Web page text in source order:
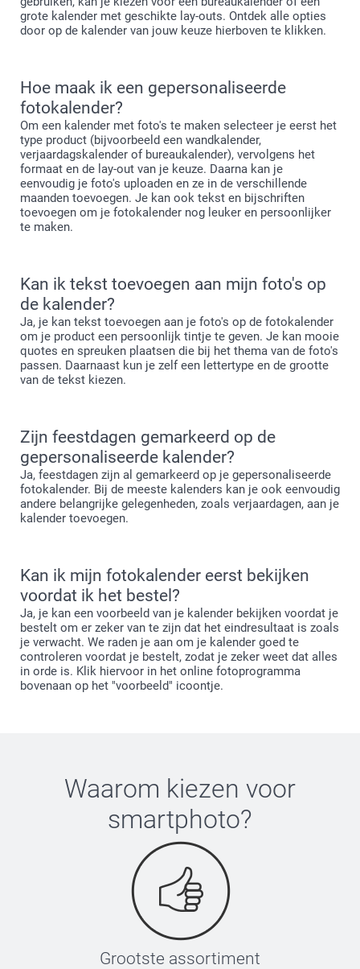
grote kalender met geschikte lay-outs. Ontdek alle opties
door op de kalender van jouw keuze hierboven te klikken.
Hoe maak ik een gepersonaliseerde
fotokalender?
Om een kalender met foto's te maken selecteer je eerst het
type product (bijvoorbeeld een wandkalender,
verjaardagskalender of bureaukalender), vervolgens het
formaat en de lay-out van je keuze. Daarna kan je
eenvoudig je foto's uploaden en ze in de verschillende
maanden toevoegen. Je kan ook tekst en bijschriften
toevoegen om je fotokalender nog leuker en persoonlijker
te maken.
Kan ik tekst toevoegen aan mijn foto's op
de kalender?
Ja, je kan tekst toevoegen aan je foto's op de fotokalender
om je product een persoonlijk tintje te geven. Je kan mooie
quotes en spreuken plaatsen die bij het thema van de foto's
passen. Daarnaast kun je zelf een lettertype en de grootte
van de tekst kiezen.
Zijn feestdagen gemarkeerd op de
gepersonaliseerde kalender?
Ja, feestdagen zijn al gemarkeerd op je gepersonaliseerde
fotokalender. Bij de meeste kalenders kan je ook eenvoudig
andere belangrijke gelegenheden, zoals verjaardagen, aan je
kalender toevoegen.
Kan ik mijn fotokalender eerst bekijken
voordat ik het bestel?
Ja, je kan een voorbeeld van je kalender bekijken voordat je
bestelt om er zeker van te zijn dat het eindresultaat is zoals
je verwacht. We raden je aan om je kalender goed te
controleren voordat je bestelt, zodat je zeker weet dat alles
in orde is. Klik hiervoor in het online fotoprogramma
bovenaan op het "voorbeeld" icoontje.
Waarom kiezen voor
smartphoto?
Grootste assortiment